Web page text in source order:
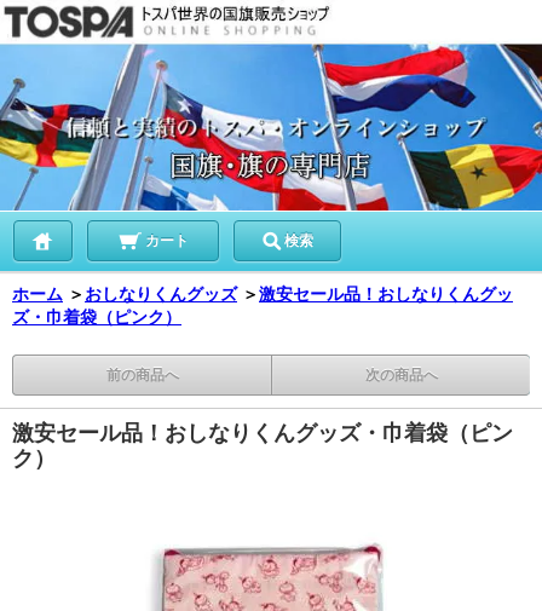
カート 検索
ホーム ＞ おしなりくんグッズ ＞激安セール品！おしなりくんグッ
ズ・巾着袋（ピンク）
前の商品へ 次の商品へ
激安セール品！おしなりくんグッズ・巾着袋（ピン
ク）